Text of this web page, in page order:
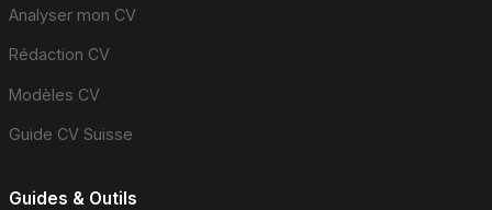
Analyser mon CV
Rédaction CV
Modèles CV
Guide CV Suisse
Guides & Outils